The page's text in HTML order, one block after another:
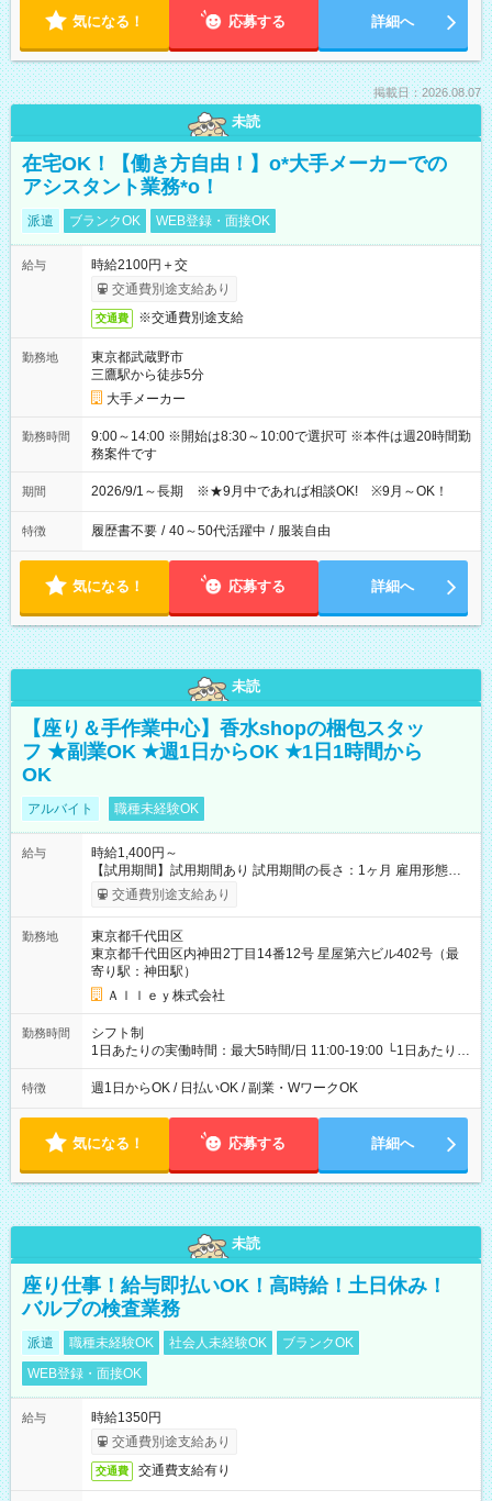
気になる！ 応募する 詳細へ
掲載日：2026.08.07
未読
在宅OK！【働き方自由！】o*大手メーカーでの
アシスタント業務*o！
派遣 ブランクOK WEB登録・面接OK
給与
時給2100円＋交
交通費別途支給あり
交通費 ※交通費別途支給
勤務地
東京都武蔵野市
三鷹駅から徒歩5分
大手メーカー
勤務時間
9:00～14:00 ※開始は8:30～10:00で選択可 ※本件は週20時間勤
務案件です
期間 2026/9/1～長期 ※★9月中であれば相談OK! ※9月～OK！
特徴 履歴書不要 / 40～50代活躍中 / 服装自由
気になる！ 応募する 詳細へ
未読
【座り＆手作業中心】香水shopの梱包スタッ
フ ★副業OK ★週1日からOK ★1日1時間から
OK
アルバイト 職種未経験OK
給与
時給1,400円～
【試用期間】試用期間あり 試用期間の長さ：1ヶ月 雇用形態、
給与は本採用時と同じです。
交通費別途支給あり
勤務地
東京都千代田区
東京都千代田区内神田2丁目14番12号 星屋第六ビル402号（最
寄り駅：神田駅）
Ａｌｌｅｙ株式会社
勤務時間
シフト制
1日あたりの実働時間：最大5時間/日 11:00-19:00 └1日あたりの
実働時間：1-5時間 └上記の時間帯内であれば、いつでも勤務可
能！ └平日・土曜日の中で、お好きな曜日でご勤務いただけま
18:00 などのように、自由な働き方が可能なお仕事です！
特徴 週1日からOK / 日払いOK / 副業・WワークOK
気になる！ 応募する 詳細へ
未読
座り仕事！給与即払いOK！高時給！土日休み！
バルブの検査業務
派遣 職種未経験OK 社会人未経験OK
ブランクOK
WEB登録・面接OK
給与
時給1350円
交通費別途支給あり
交通費 交通費支給有り